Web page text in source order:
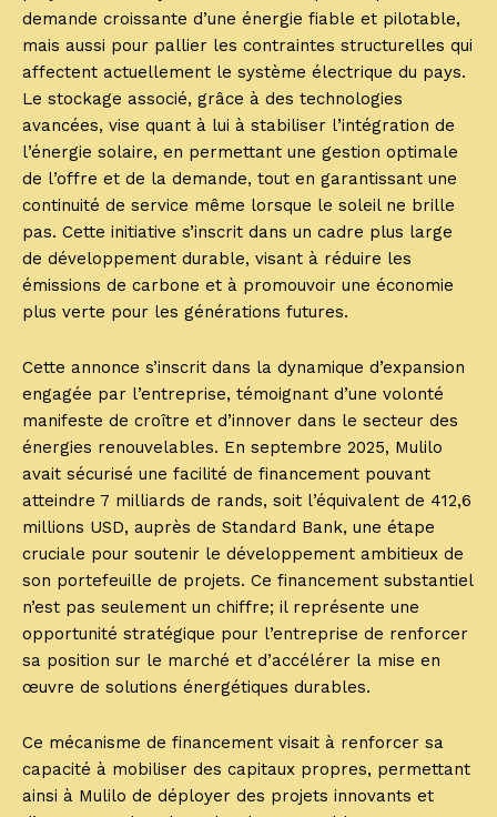
demande croissante d’une énergie fiable et pilotable,
mais aussi pour pallier les contraintes structurelles qui
affectent actuellement le système électrique du pays.
Le stockage associé, grâce à des technologies
avancées, vise quant à lui à stabiliser l’intégration de
l’énergie solaire, en permettant une gestion optimale
de l’offre et de la demande, tout en garantissant une
continuité de service même lorsque le soleil ne brille
pas. Cette initiative s’inscrit dans un cadre plus large
de développement durable, visant à réduire les
émissions de carbone et à promouvoir une économie
plus verte pour les générations futures.
Cette annonce s’inscrit dans la dynamique d’expansion
engagée par l’entreprise, témoignant d’une volonté
manifeste de croître et d’innover dans le secteur des
énergies renouvelables. En septembre 2025, Mulilo
avait sécurisé une facilité de financement pouvant
atteindre 7 milliards de rands, soit l’équivalent de 412,6
millions USD, auprès de Standard Bank, une étape
cruciale pour soutenir le développement ambitieux de
son portefeuille de projets. Ce financement substantiel
n’est pas seulement un chiffre; il représente une
opportunité stratégique pour l’entreprise de renforcer
sa position sur le marché et d’accélérer la mise en
œuvre de solutions énergétiques durables.
Ce mécanisme de financement visait à renforcer sa
capacité à mobiliser des capitaux propres, permettant
ainsi à Mulilo de déployer des projets innovants et